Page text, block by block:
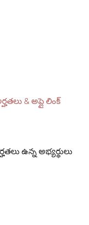
& అప్లై లింక్
ఉన్న అభ్యర్థులు